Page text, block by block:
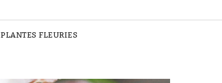
PLANTES FLEURIES